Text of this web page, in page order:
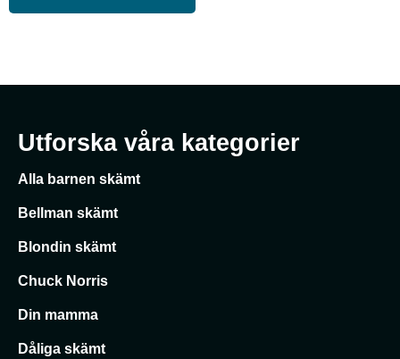
Utforska våra kategorier
Alla barnen skämt
Bellman skämt
Blondin skämt
Chuck Norris
Din mamma
Dåliga skämt